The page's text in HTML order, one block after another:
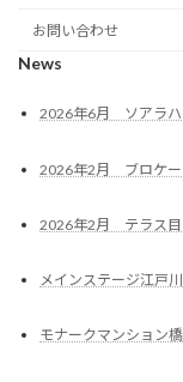
お問い合わせ
News
2026年6月 ソアラハ
2026年2月 ブロケー
2026年2月 テラス目
メインステージ江戸
モナークマンション